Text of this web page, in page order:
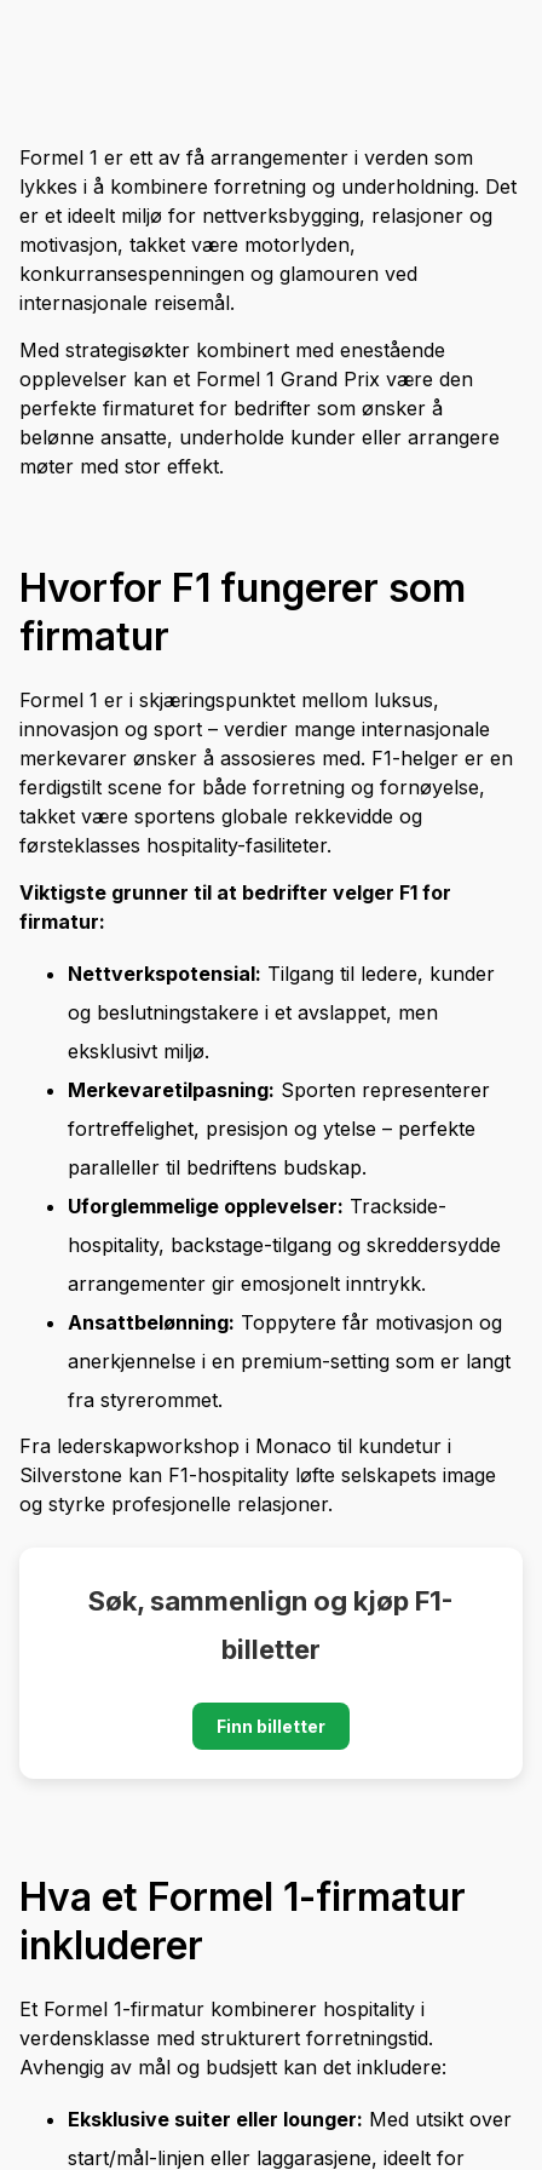
Formel 1 er ett av få arrangementer i verden som
lykkes i å kombinere forretning og underholdning. Det
er et ideelt miljø for nettverksbygging, relasjoner og
motivasjon, takket være motorlyden,
konkurransespenningen og glamouren ved
internasjonale reisemål.
Med strategisøkter kombinert med enestående
opplevelser kan et Formel 1 Grand Prix være den
perfekte firmaturet for bedrifter som ønsker å
belønne ansatte, underholde kunder eller arrangere
møter med stor effekt.
Hvorfor F1 fungerer som
firmatur
Formel 1 er i skjæringspunktet mellom luksus,
innovasjon og sport – verdier mange internasjonale
merkevarer ønsker å assosieres med. F1-helger er en
ferdigstilt scene for både forretning og fornøyelse,
takket være sportens globale rekkevidde og
førsteklasses hospitality-fasiliteter.
Viktigste grunner til at bedrifter velger F1 for
firmatur:
Nettverkspotensial: Tilgang til ledere, kunder
og beslutningstakere i et avslappet, men
eksklusivt miljø.
Merkevaretilpasning: Sporten representerer
fortreffelighet, presisjon og ytelse – perfekte
paralleller til bedriftens budskap.
Uforglemmelige opplevelser: Trackside-
hospitality, backstage-tilgang og skreddersydde
arrangementer gir emosjonelt inntrykk.
Ansattbelønning: Toppytere får motivasjon og
anerkjennelse i en premium-setting som er langt
fra styrerommet.
Fra lederskapworkshop i Monaco til kundetur i
Silverstone kan F1-hospitality løfte selskapets image
og styrke profesjonelle relasjoner.
Søk, sammenlign og kjøp F1-
billetter
Finn billetter
Hva et Formel 1-firmatur
inkluderer
Et Formel 1-firmatur kombinerer hospitality i
verdensklasse med strukturert forretningstid.
Avhengig av mål og budsjett kan det inkludere:
Eksklusive suiter eller lounger: Med utsikt over
start/mål-linjen eller laggarasjene, ideelt for